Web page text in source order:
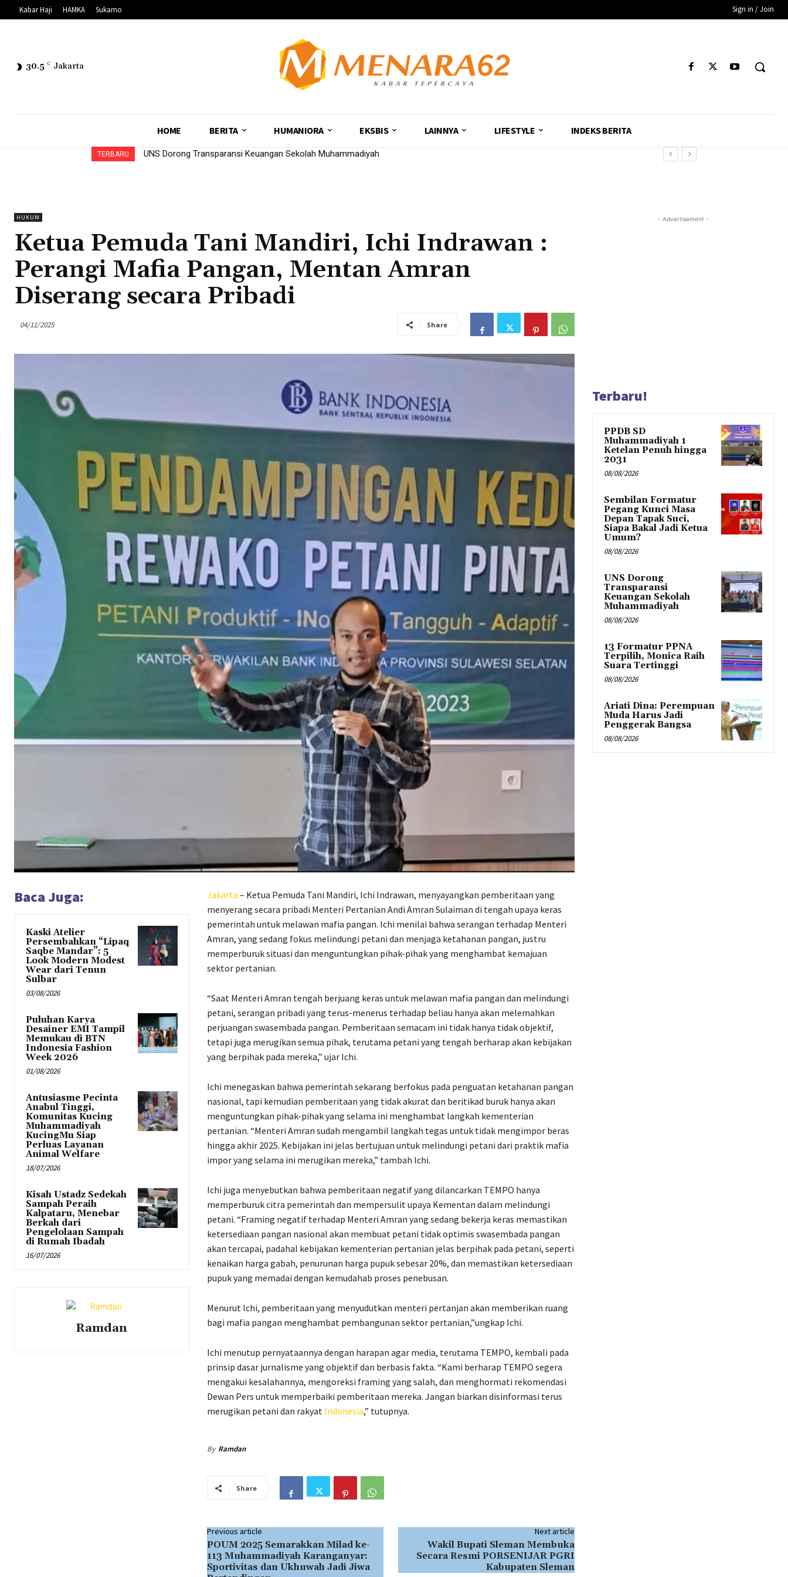
Kabar Haji HAMKA Sukarno Sign in / Join
30.5 C Jakarta
HOME BERITA HUMANIORA EKSBIS LAINNYA LIFESTYLE INDEKS BERITA
TERBARU 13 Formatur PPNA Terpilih, Monica Raih Suara Tertinggi
HUKUM
Ketua Pemuda Tani Mandiri, Ichi Indrawan :
Perangi Mafia Pangan, Mentan Amran
Diserang secara Pribadi
04/11/2025 Share
Baca Juga:
Kaski Atelier
Persembahkan “Lipaq
Saqbe Mandar”: 5
Look Modern Modest
Wear dari Tenun
Sulbar
03/08/2026
Puluhan Karya
Desainer EMI Tampil
Memukau di BTN
Indonesia Fashion
Week 2026
01/08/2026
Antusiasme Pecinta
Anabul Tinggi,
Komunitas Kucing
Muhammadiyah
KucingMu Siap
Perluas Layanan
Animal Welfare
18/07/2026
Kisah Ustadz Sedekah
Sampah Peraih
Kalpataru, Menebar
Berkah dari
Pengelolaan Sampah
di Rumah Ibadah
16/07/2026
Ramdan
Jakarta – Ketua Pemuda Tani Mandiri, Ichi Indrawan, menyayangkan pemberitaan yang
menyerang secara pribadi Menteri Pertanian Andi Amran Sulaiman di tengah upaya keras
pemerintah untuk melawan mafia pangan. Ichi menilai bahwa serangan terhadap Menteri
Amran, yang sedang fokus melindungi petani dan menjaga ketahanan pangan, justru
memperburuk situasi dan menguntungkan pihak-pihak yang menghambat kemajuan
sektor pertanian.
“Saat Menteri Amran tengah berjuang keras untuk melawan mafia pangan dan melindungi
petani, serangan pribadi yang terus-menerus terhadap beliau hanya akan melemahkan
perjuangan swasembada pangan. Pemberitaan semacam ini tidak hanya tidak objektif,
tetapi juga merugikan semua pihak, terutama petani yang tengah berharap akan kebijakan
yang berpihak pada mereka,” ujar Ichi.
Ichi menegaskan bahwa pemerintah sekarang berfokus pada penguatan ketahanan pangan
nasional, tapi kemudian pemberitaan yang tidak akurat dan beritikad buruk hanya akan
menguntungkan pihak-pihak yang selama ini menghambat langkah kementerian
pertanian. “Menteri Amran sudah mengambil langkah tegas untuk tidak mengimpor beras
hingga akhir 2025. Kebijakan ini jelas bertujuan untuk melindungi petani dari praktik mafia
impor yang selama ini merugikan mereka,” tambah Ichi.
Ichi juga menyebutkan bahwa pemberitaan negatif yang dilancarkan TEMPO hanya
memperburuk citra pemerintah dan mempersulit upaya Kementan dalam melindungi
petani. “Framing negatif terhadap Menteri Amran yang sedang bekerja keras memastikan
ketersediaan pangan nasional akan membuat petani tidak optimis swasembada pangan
akan tercapai, padahal kebijakan kementerian pertanian jelas berpihak pada petani, seperti
kenaikan harga gabah, penurunan harga pupuk sebesar 20%, dan memastikan ketersediaan
pupuk yang memadai dengan kemudahab proses penebusan.
Menurut Ichi, pemberitaan yang menyudutkan menteri pertanjan akan memberikan ruang
bagi mafia pangan menghambat pembangunan sektor pertanian,”ungkap Ichi.
Ichi menutup pernyataannya dengan harapan agar media, terutama TEMPO, kembali pada
prinsip dasar jurnalisme yang objektif dan berbasis fakta. “Kami berharap TEMPO segera
mengakui kesalahannya, mengoreksi framing yang salah, dan menghormati rekomendasi
Dewan Pers untuk memperbaiki pemberitaan mereka. Jangan biarkan disinformasi terus
merugikan petani dan rakyat Indonesia,” tutupnya.
By Ramdan
Share
Previous article
POUM 2025 Semarakkan Milad ke-
113 Muhammadiyah Karanganyar:
Sportivitas dan Ukhuwah Jadi Jiwa
Next article
Wakil Bupati Sleman Membuka
Secara Resmi PORSENIJAR PGRI
Kabupaten Sleman
- Advertisement -
Terbaru!
PPDB SD
Muhammadiyah 1
Ketelan Penuh hingga
2031
08/08/2026
Sembilan Formatur
Pegang Kunci Masa
Depan Tapak Suci,
Siapa Bakal Jadi Ketua
Umum?
08/08/2026
UNS Dorong
Transparansi
Keuangan Sekolah
Muhammadiyah
08/08/2026
13 Formatur PPNA
Terpilih, Monica Raih
Suara Tertinggi
08/08/2026
Ariati Dina: Perempuan
Muda Harus Jadi
Penggerak Bangsa
08/08/2026